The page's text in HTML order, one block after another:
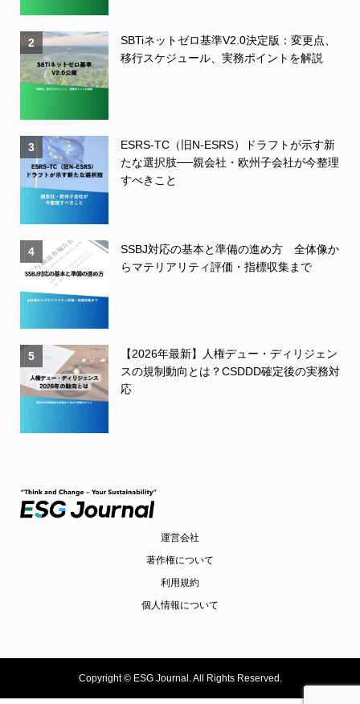
2
SBTiネットゼロ基準V2.0決定版：変更点、
移行スケジュール、実務ポイントを解説
3
ESRS-TC（旧N-ESRS）ドラフトが示す新
たな選択肢──親会社・欧州子会社が今整理
すべきこと
4
SSBJ対応の基本と準備の進め方 全体像か
らマテリアリティ評価・指標収集まで
5
【2026年最新】人権デュー・ディリジェン
スの規制動向とは？CSDDD確定後の実務対
応
運営会社
著作権について
利用規約
個人情報について
Copyright ©ESG Journal. All Rights Reserved.